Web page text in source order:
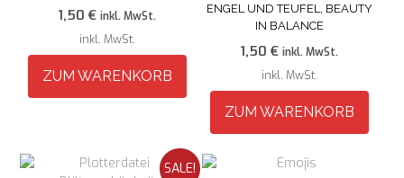
1,50€ inkl. MwSt.
inkl. MwSt.
ZUM WARENKORB
ENGEL UND TEUFEL, BEAUTY
IN BALANCE
1,50€ inkl. MwSt.
inkl. MwSt.
ZUM WARENKORB
SALE!